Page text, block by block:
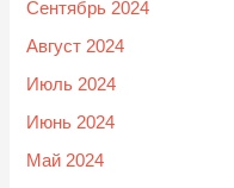
Сентябрь 2024
Август 2024
Июль 2024
Июнь 2024
Май 2024